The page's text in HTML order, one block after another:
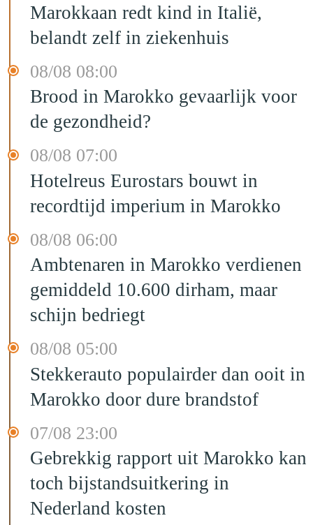
Marokkaan redt kind in Italië,
belandt zelf in ziekenhuis
08/08 08:00
Brood in Marokko gevaarlijk voor
de gezondheid?
08/08 07:00
Hotelreus Eurostars bouwt in
recordtijd imperium in Marokko
08/08 06:00
Ambtenaren in Marokko verdienen
gemiddeld 10.600 dirham, maar
schijn bedriegt
08/08 05:00
Stekkerauto populairder dan ooit in
Marokko door dure brandstof
07/08 23:00
Gebrekkig rapport uit Marokko kan
toch bijstandsuitkering in
Nederland kosten